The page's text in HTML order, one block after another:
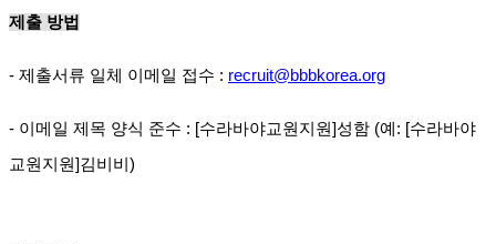
제출 방법
- 제출서류 일체 이메일 접수 : recruit@bbbkorea.org
- 이메일 제목 양식 준수 : [수라바야교원지원]성함 (예: [수라바야
교원지원]김비비)